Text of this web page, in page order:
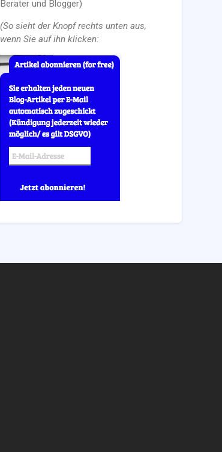
Berater und Blogger)
(So sieht der Knopf rechts unten aus,
wenn Sie auf ihn klicken: